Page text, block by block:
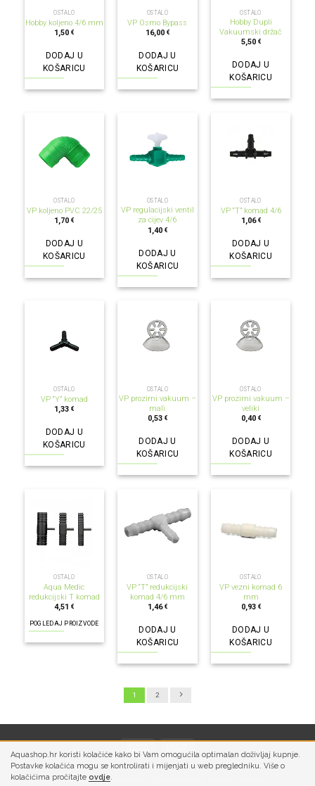
Aquashop.hr koristi kolačiće kako bi Vam omogućila optimalan doživljaj kupnje.
Postavke kolačića mogu se kontrolirati i mijenjati u web pregledniku. Više o
kolačićima pročitajte ovdje
OSTALO
Hobby koljeno 4/6 mm
1,50€
DODAJ U
KOŠARICU
OSTALO
VP Osmo Bypass
16,00 €
DODAJ U
KOŠARICU
OSTALO
Hobby Dupli
Vakuumski držač
5,50 €
DODAJ U
KOŠARICU
OSTALO
VP koljeno PVC 22/25
1,70€
DODAJ U
KOŠARICU
OSTALO
VP regulacijski ventil
za cijev 4/6
1,40 €
DODAJ U
KOŠARICU
OSTALO
VP “T” komad 4/6
1,06 €
DODAJ U
KOŠARICU
OSTALO
VP “Y” komad
1,33€
DODAJ U
KOŠARICU
OSTALO
VP prozirni vakuum –
mali
0,53 €
DODAJ U
KOŠARICU
OSTALO
VP prozirni vakuum –
veliki
0,40 €
DODAJ U
KOŠARICU
OSTALO
Aqua Medic
redukcijski T komad
4,51€
POGLEDAJ PROIZVODE
OSTALO
VP “T” redukcijski
komad 4/6 mm
1,46 €
DODAJ U
KOŠARICU
OSTALO
VP vezni komad 6
mm
0,93 €
DODAJ U
KOŠARICU
1 2
PRIVATNOST UVJETI KORIŠTENJA